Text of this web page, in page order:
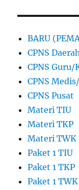
BARU
CPNS
CPNS
CPNS
CPNS Pusat
Materi TIU
Materi TKP
Materi TWK
Paket 1 TIU
Paket 1 TKP
Paket 1 TWK